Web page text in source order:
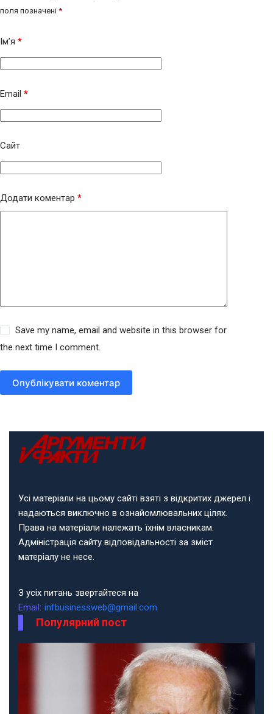
поля позначені *
Ім’я *
Email *
Сайт
Додати коментар *
Save my name, email and website in this browser for
the next time I comment.
Опублікувати коментар
Усі матеріали на цьому сайті взяті з відкритих джерел і
надаються виключно в ознайомлювальних цілях.
Права на матеріали належать їхнім власникам.
Адміністрація сайту відповідальності за зміст
матеріалу не несе.
З усіх питань звертайтеся на
Email: infbusinessweb@gmail.com
Популярний пост